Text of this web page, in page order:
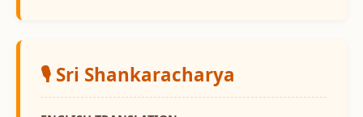
🎙️ Sri Shankaracharya